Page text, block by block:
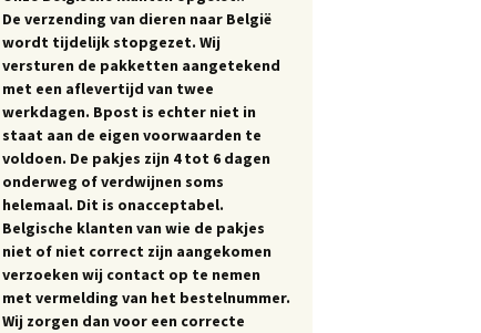
De verzending van dieren naar België
wordt tijdelijk stopgezet. Wij
versturen de pakketten aangetekend
met een aflevertijd van twee
werkdagen. Bpost is echter niet in
staat aan de eigen voorwaarden te
voldoen. De pakjes zijn 4 tot 6 dagen
onderweg of verdwijnen soms
helemaal. Dit is onacceptabel.
Belgische klanten van wie de pakjes
niet of niet correct zijn aangekomen
verzoeken wij contact op te nemen
met vermelding van het bestelnummer.
Wij zorgen dan voor een correcte